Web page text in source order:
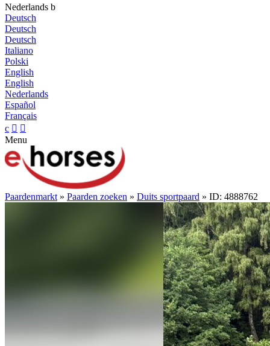
Nederlands b
Deutsch
Deutsch
Deutsch
Italiano
Polski
English
English
Nederlands
Español
Français
c  
Menu
Paardenmarkt » Paarden zoeken » Duits sportpaard » ID: 4888762